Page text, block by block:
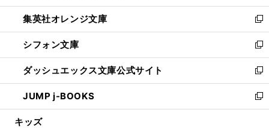
開
く
ウ
で
開
く
ン
ド
ウ
で
開
く
し
い
ウ
ィ
ン
ド
ウ
で
開
集英社オレンジ文庫
新
し
い
ウ
ィ
ン
ド
ウ
シフォン文庫
新
し
い
ウ
ィ
ン
ダッシュエックス文庫公式サイト
新
し
い
ウ
JUMP j-BOOKS
新
し
キッズ